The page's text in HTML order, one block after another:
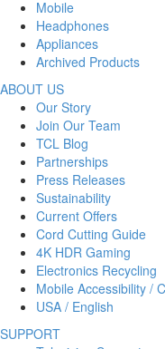
Mobile
Headphones
Appliances
Archived Products
ABOUT US
Our Story
Join Our Team
TCL Blog
Partnerships
Press Releases
Sustainability
Current Offers
Cord Cutting Guide
4K HDR Gaming
Electronics Recycling
Mobile Accessibility /
USA / English
SUPPORT